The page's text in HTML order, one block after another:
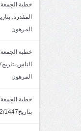
المرهون
المرهون
بتاريخ6/2/1447.سماحة الشيخ مصطفى المرهون